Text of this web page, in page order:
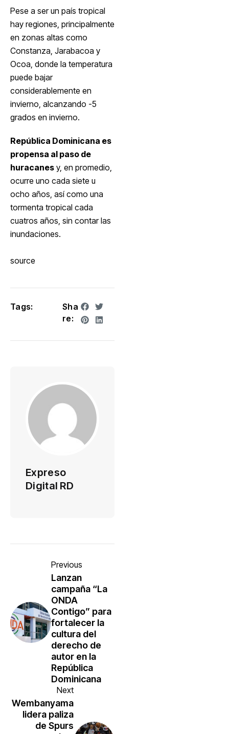
Pese a ser un país tropical
hay regiones, principalmente
en zonas altas como
Constanza, Jarabacoa y
Ocoa, donde la temperatura
puede bajar
considerablemente en
invierno, alcanzando -5
grados en invierno.
República Dominicana es
propensa al paso de
huracanes y, en promedio,
ocurre uno cada siete u
ocho años, así como una
tormenta tropical cada
cuatros años, sin contar las
inundaciones.
source
Tags:
Sha
re:
Expreso
Digital RD
Previous
Lanzan
campaña “La
ONDA
Contigo” para
fortalecer la
cultura del
derecho de
autor en la
República
Dominicana
Next
Wembanyama
lidera paliza
de Spurs